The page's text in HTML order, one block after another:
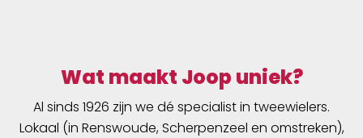
Wat maakt Joop uniek?
Al sinds 1926 zijn we dé specialist in tweewielers.
Lokaal (in Renswoude, Scherpenzeel en omstreken),